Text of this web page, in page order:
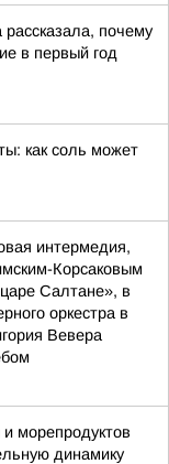
почему
в первый год
как соль может
интермедия,
Корсаковым
Салтане», в
оркестра в
Вевера
и морепродуктов
динамику